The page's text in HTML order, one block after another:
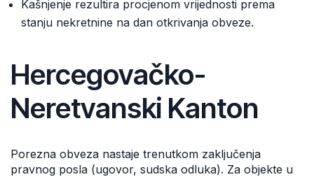
Kašnjenje rezultira procjenom vrijednosti prema
stanju nekretnine na dan otkrivanja obveze.
Hercegovačko-
Neretvanski Kanton
Porezna obveza nastaje trenutkom zaključenja
pravnog posla (ugovor, sudska odluka). Za objekte u